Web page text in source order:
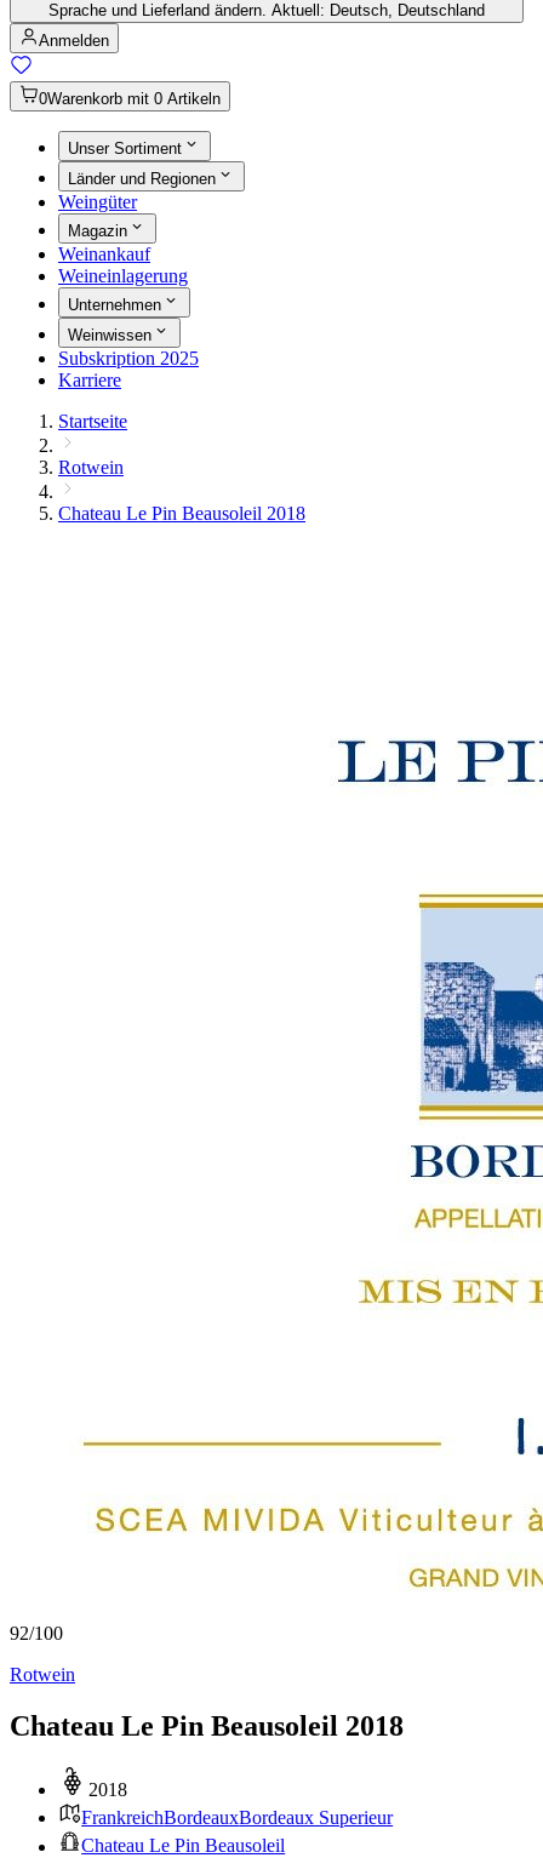
Sprache und Lieferland ändern. Aktuell: Deutsch, Deutschland
Anmelden
0Warenkorb mit 0 Artikeln
Unser Sortiment
Länder und Regionen
Weingüter
Magazin
Weinankauf
Weineinlagerung
Unternehmen
Weinwissen
Subskription 2025
Karriere
Startseite
Rotwein
Chateau Le Pin Beausoleil 2018
92/100
Rotwein
Chateau Le Pin Beausoleil 2018
2018
FrankreichBordeauxBordeaux Superieur
Chateau Le Pin Beausoleil